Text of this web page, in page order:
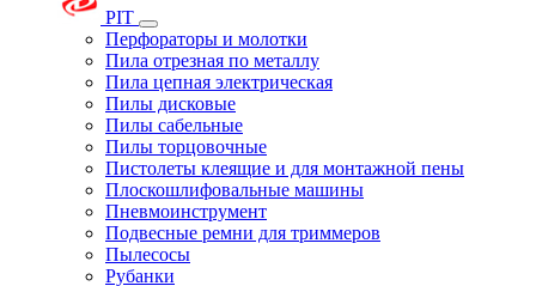
PIT
Перфораторы и молотки
Пила отрезная по металлу
Пила цепная электрическая
Пилы дисковые
Пилы сабельные
Пилы торцовочные
Пистолеты клеящие и для монтажной пены
Плоскошлифовальные машины
Пневмоинструмент
Подвесные ремни для триммеров
Пылесосы
Рубанки